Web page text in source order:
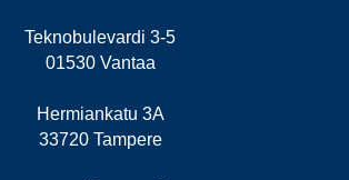
Teknobulevardi 3-5
01530 Vantaa
Hermiankatu 3A
33720 Tampere